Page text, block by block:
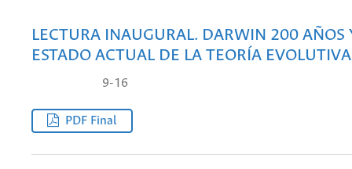
LECTURA INAUGURAL. DARWIN 200 AÑOS
ESTADO ACTUAL DE LA TEORÍA EVOLUTIVA
9-16
PDF Final